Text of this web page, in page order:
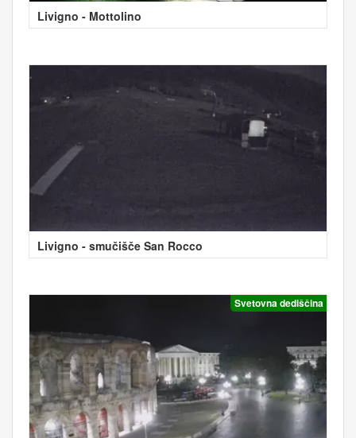
Livigno - Mottolino
Livigno - smučišče San Rocco
Svetovna dediščina